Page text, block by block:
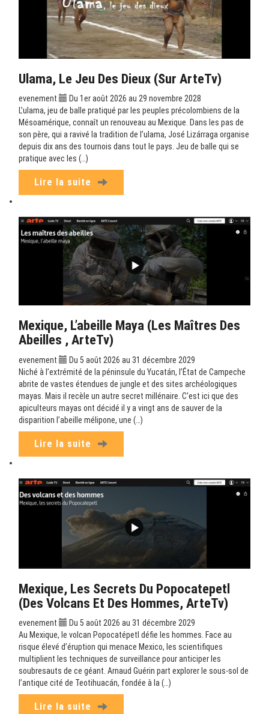
Ulama, Le Jeu Des Dieux (sur ArteTv)
evenement
Du 1er août 2026 au 29 novembre 2028
L’ulama, jeu de balle pratiqué par les peuples précolombiens de la
Mésoamérique, connaît un renouveau au Mexique. Dans les pas de
son père, qui a ravivé la tradition de l’ulama, José Lizárraga organise
depuis dix ans des tournois dans tout le pays. Jeu de balle qui se
pratique avec les (…)
Lire la suite
Mexique, L’abeille Maya (Les Maîtres Des
Abeilles , ArteTv)
evenement
Du 5 août 2026 au 31 décembre 2029
Niché à l’extrémité de la péninsule du Yucatán, l’État de Campeche
abrite de vastes étendues de jungle et des sites archéologiques
mayas. Mais il recèle un autre secret millénaire. C’est ici que des
apiculteurs mayas ont décidé il y a vingt ans de sauver de la
disparition l’abeille mélipone, une (…)
Lire la suite
Mexique, Les Secrets Du Popocatepetl
(Des Volcans Et Des Hommes, ArteTv)
evenement
Du 5 août 2026 au 31 décembre 2029
Au Mexique, le volcan Popocatépetl défie les hommes. Face au
risque élevé d’éruption qui menace Mexico, les scientifiques
multiplient les techniques de surveillance pour anticiper les
soubresauts de ce géant. Arnaud Guérin part explorer le sous-sol de
l’antique cité de Teotihuacán, fondée à la (…)
Lire la suite